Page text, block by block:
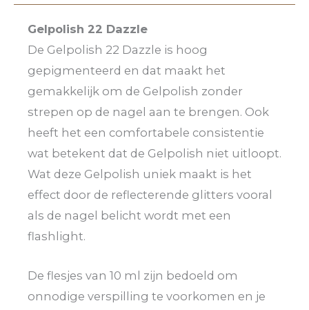
Gelpolish 22 Dazzle
De Gelpolish 22 Dazzle is hoog
gepigmenteerd en dat maakt het
gemakkelijk om de Gelpolish zonder
strepen op de nagel aan te brengen. Ook
heeft het een comfortabele consistentie
wat betekent dat de Gelpolish niet uitloopt.
Wat deze Gelpolish uniek maakt is het
effect door de reflecterende glitters vooral
als de nagel belicht wordt met een
flashlight.
De flesjes van 10 ml zijn bedoeld om
onnodige verspilling te voorkomen en je